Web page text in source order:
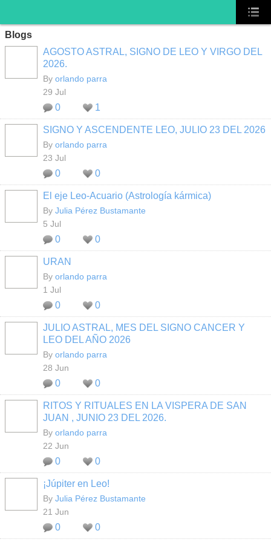
Blogs
AGOSTO ASTRAL, SIGNO DE LEO Y VIRGO DEL
2026.
By orlando parra
29 Jul
0 1
SIGNO Y ASCENDENTE LEO, JULIO 23 DEL 2026
By orlando parra
23 Jul
0 0
El eje Leo-Acuario (Astrología kármica)
By Julia Pérez Bustamante
5 Jul
0 0
URAN
By orlando parra
1 Jul
0 0
JULIO ASTRAL, MES DEL SIGNO CANCER Y
LEO DEL AÑO 2026
By orlando parra
28 Jun
0 0
RITOS Y RITUALES EN LA VISPERA DE SAN
JUAN , JUNIO 23 DEL 2026.
By orlando parra
22 Jun
0 0
¡Júpiter en Leo!
By Julia Pérez Bustamante
21 Jun
0 0